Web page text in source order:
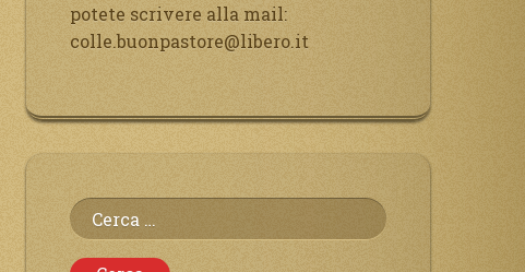
potete scrivere alla mail:
colle.buonpastore@libero.it
Ricerca
per: